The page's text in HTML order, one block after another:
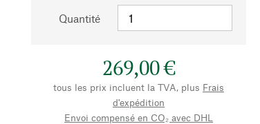
Quantité
269,00 €
tous les prix incluent la TVA, plus Frais
d'expédition
Envoi compensé en CO₂ avec DHL